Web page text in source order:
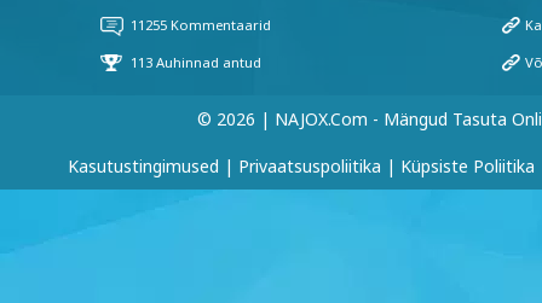
© 2026 | NAJOX.com - Mängud Tasuta
Kasutustingimused | Privaatsuspoliitika | Küpsiste Poliitika